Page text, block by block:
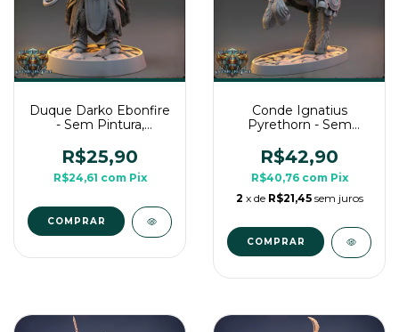
Duque Darko Ebonfire
- Sem Pintura,
Para Rpg de Mesa
R$25,90
R$24,61 com Pix
COMPRAR
Conde Ignatius
Pyrethorn - Sem
Grande Para Rpg de
Mesa
R$42,90
R$40,76 com Pix
2 x de R$21,45 sem juros